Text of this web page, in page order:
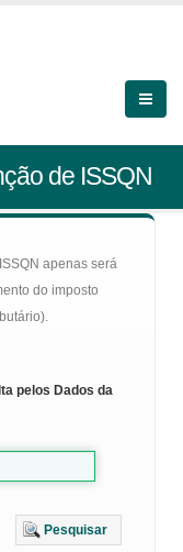
de ISSQN
apenas será
do imposto
pelos Dados da
Pesquisar